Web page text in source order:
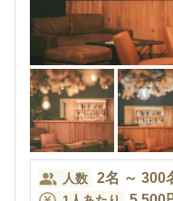
人数 2名 ～ 300